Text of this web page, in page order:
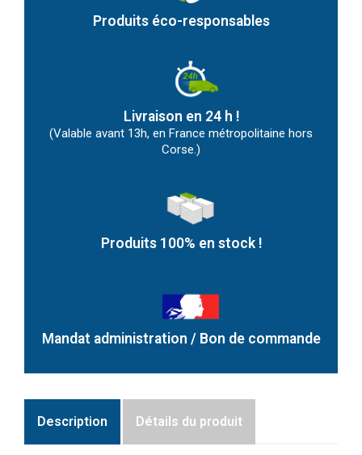
Produits éco-responsables
Livraison en 24 h !
(Valable avant 13h, en France métropolitaine hors
Corse.)
Produits 100% en stock !
Mandat administration / Bon de commande
Description Détails du produit